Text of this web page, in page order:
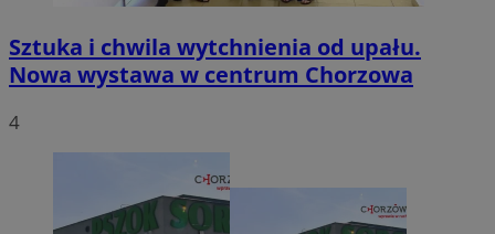
Sztuka i chwila wytchnienia od upału.
Nowa wystawa w centrum Chorzowa
4